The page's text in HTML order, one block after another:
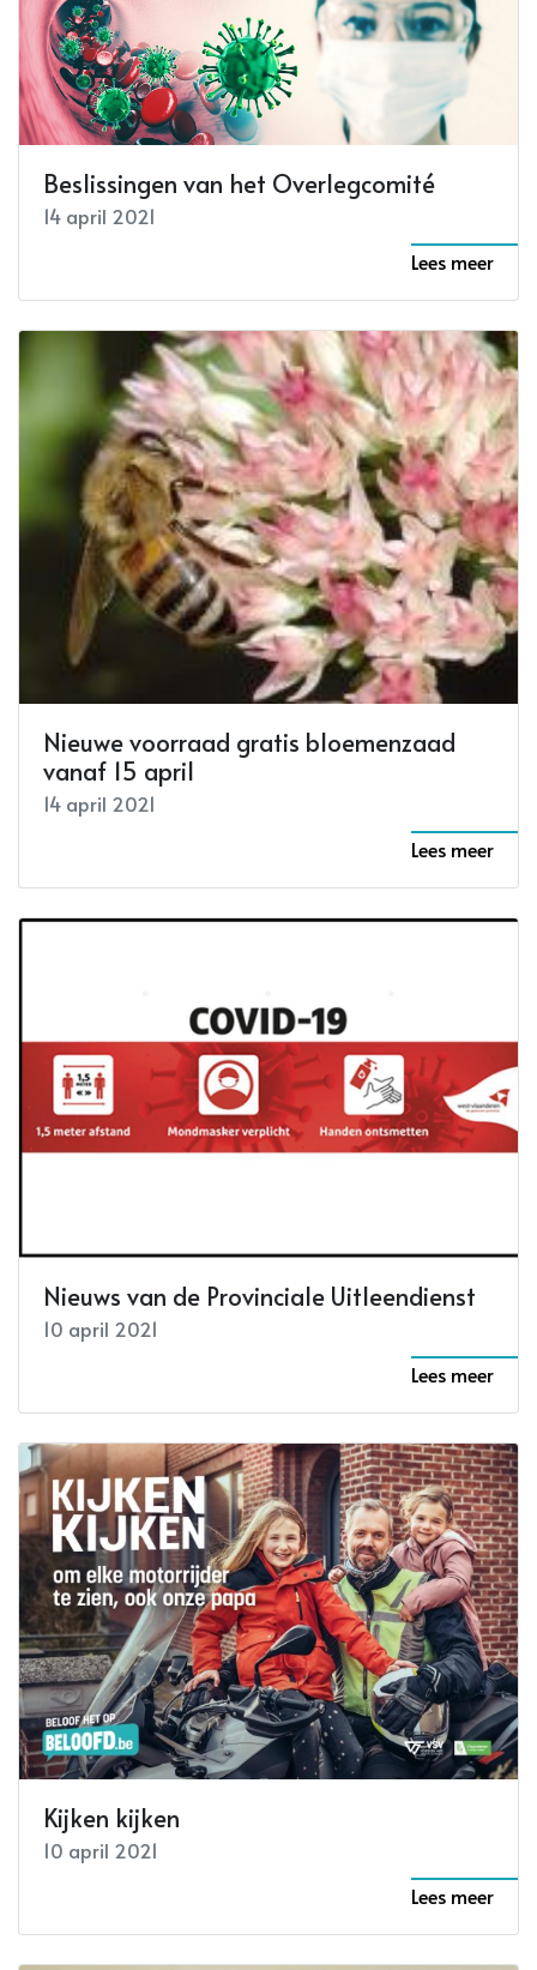
Beslissingen van het Overlegcomité
14 april 2021
Lees meer
Nieuwe voorraad gratis bloemenzaad
vanaf 15 april
14 april 2021
Lees meer
Nieuws van de Provinciale Uitleendienst
10 april 2021
Lees meer
Kijken kijken
10 april 2021
Lees meer